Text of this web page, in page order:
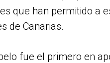
que han permitido a
de Canarias.
fue el primero en